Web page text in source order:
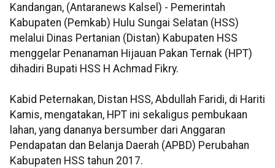
Kandangan, (Antaranews Kalsel) - Pemerintah
Kabupaten (Pemkab) Hulu Sungai Selatan (HSS)
melalui Dinas Pertanian (Distan) Kabupaten HSS
menggelar Penanaman Hijauan Pakan Ternak (HPT)
dihadiri Bupati HSS H Achmad Fikry.
Kabid Peternakan, Distan HSS, Abdullah Faridi, di Hariti
Kamis, mengatakan, HPT ini sekaligus pembukaan
lahan, yang dananya bersumber dari Anggaran
Pendapatan dan Belanja Daerah (APBD) Perubahan
Kabupaten HSS tahun 2017.